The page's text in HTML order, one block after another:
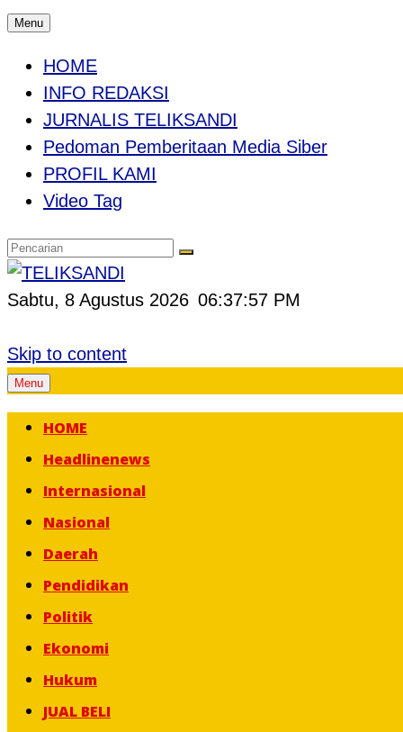
Menu
HOME
INFO REDAKSI
JURNALIS TELIKSANDI
Pedoman Pemberitaan Media Siber
PROFIL KAMI
Video Tag
Sabtu, 8 Agustus 2026 06:37:58 PM
Skip to content
Menu
HOME
Headlinenews
Internasional
Nasional
Daerah
Pendidikan
Politik
Ekonomi
Hukum
JUAL BELI